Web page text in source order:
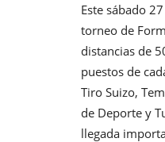
Este sábado
torneo de
distancias de
puestos de
Tiro Suizo,
de Deporte y
llegada